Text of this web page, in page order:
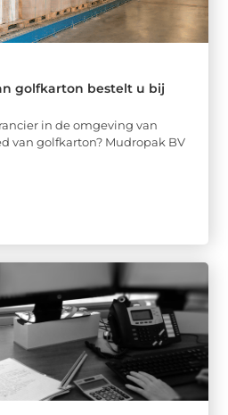
golfkarton bestelt u bij
in de omgeving van
van golfkarton? Mudropak BV